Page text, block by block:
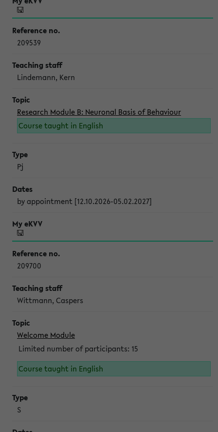
209539
Lindemann, Kern
Research Module B: Neuronal Basis of Behaviour
Course taught in English
Pj
by appointment [12.10.2026-05.02.2027]
209700
Wittmann, Caspers
Welcome Module
Limited number of participants: 15
Course taught in English
S